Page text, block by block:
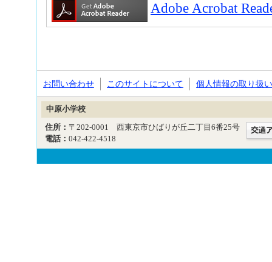
Adobe Acrobat
お問い合わせ このサイトについて 個人情報の取り扱い
中原小学校
住所： 〒202-0001 西東京市ひばりが丘二丁目6番25号
電話： 042-422-4518